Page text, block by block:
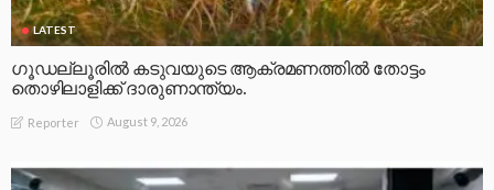
LATEST
ഗൂഡല്ലൂരിൽ കടുവയുടെ ആക്രമണത്തിൽ തോട്ടം
തൊഴിലാളിക്ക് ദാരുണാന്ത്യം.
Reporter August 9, 2026